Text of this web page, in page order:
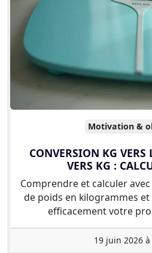
Motivation &
CONVERSION KG VERS
VERS KG :
Comprendre et calculer
de poids en kilogrammes
efficacement votre
19 juin 2026